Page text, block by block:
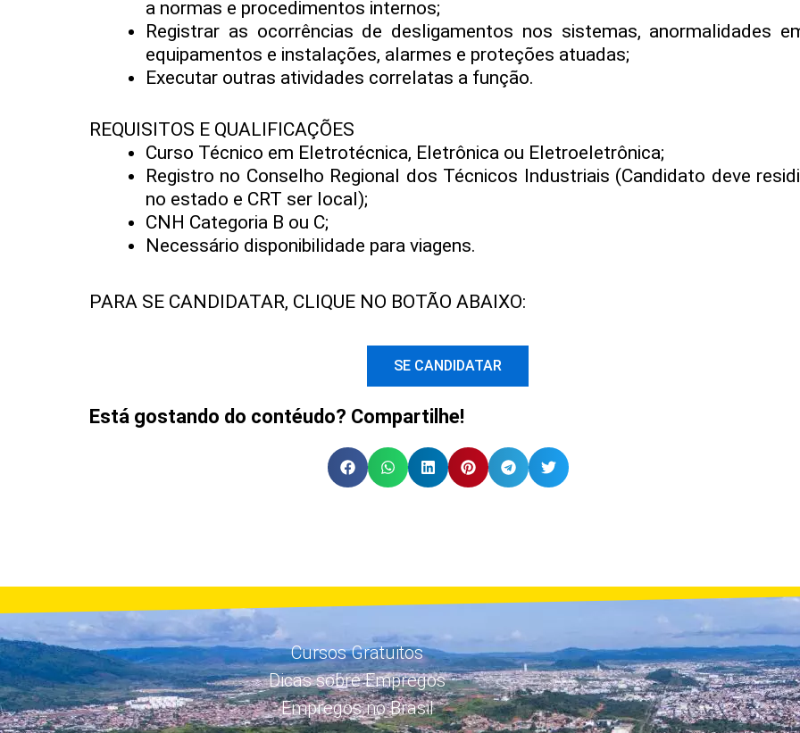
a normas e procedimentos internos;
Registrar as ocorrências de desligamentos nos sistemas, anormalidades
equipamentos e instalações, alarmes e proteções atuadas;
Executar outras atividades correlatas a função.
REQUISITOS E QUALIFICAÇÕES
Curso Técnico em Eletrotécnica, Eletrônica ou Eletroeletrônica;
Registro no Conselho Regional dos Técnicos Industriais (Candidato deve
no estado e CRT ser local);
CNH Categoria B ou C;
Necessário disponibilidade para viagens.
PARA SE CANDIDATAR, CLIQUE NO BOTÃO ABAIXO:
SE CANDIDATAR
Está gostando do contéudo? Compartilhe!
Cursos Gratuitos
Dicas sobre Empregos
Empregos no Brasil